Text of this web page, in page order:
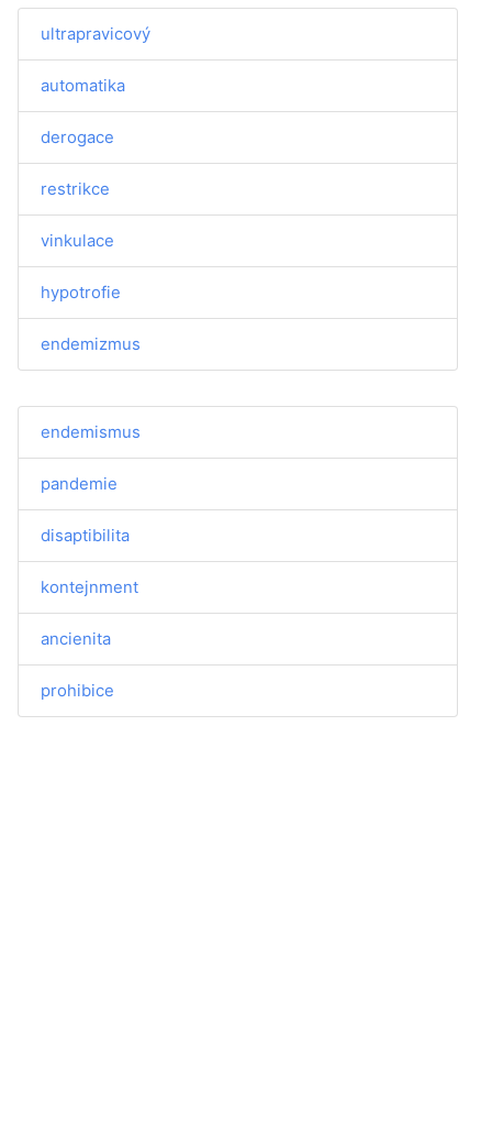
ultrapravicový
automatika
derogace
restrikce
vinkulace
hypotrofie
endemizmus
endemismus
pandemie
disaptibilita
kontejnment
ancienita
prohibice